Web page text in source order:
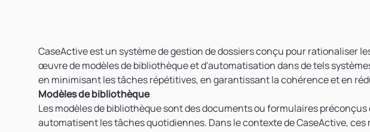
CaseActiveest un système de gestion de dossiers conçu pour rationaliser
œuvrede modèles de bibliothèqueetd'automatisationdans de tels
en minimisant les tâches répétitives, en garantissant la cohérence et en
Modèles de bibliothèque
Les modèles de bibliothèque sont des documents ou formulaires
automatisent les tâches quotidiennes. Dans le contexte de CaseActive,